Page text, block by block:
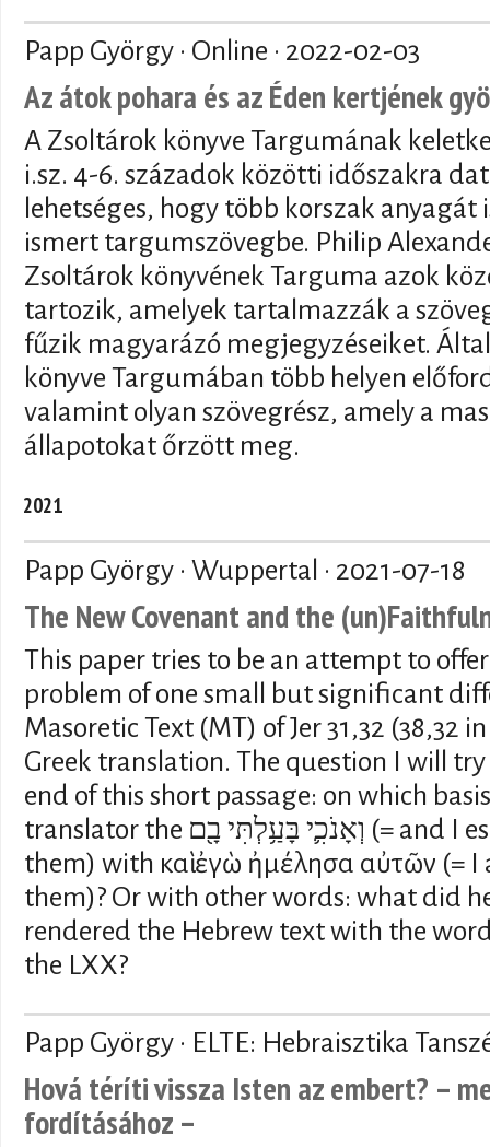
Papp György · Online · 2022-02-03
Az átok pohara és az Éden kertjének
A Zsoltárok könyve Targumának
i.sz. 4-6. századok közötti időszakra
lehetséges, hogy több korszak
ismert targumszövegbe. Philip
Zsoltárok könyvének Targuma azok
tartozik, amelyek tartalmazzák a
fűzik magyarázó megjegyzéseiket.
könyve Targumában több helyen
valamint olyan szövegrész, amely a
állapotokat őrzött meg.
2021
Papp György · Wuppertal · 2021-07-18
The New Covenant and the
This paper tries to be an attempt to
problem of one small but significant
Masoretic Text (MT) of Jer 31,32 (38,32
Greek translation. The question I will
end of this short passage: on which
translator the וְאָנֹכִ֛י בָּעַ֥לְתִּי בָ֖ם (= and I espoused/mastered over
them) with καὶ ἐγὼ ἠμέλησα αὐτῶν (=
them)? Or with other words: what did
rendered the Hebrew text with the
the LXX?
Papp György · ELTE: Hebraisztika
Hová téríti vissza Isten az embert? –
fordításához –